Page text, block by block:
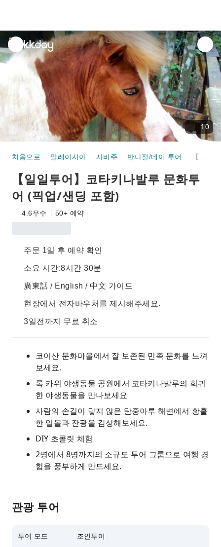
unread
notifications
10
처음으로 말레이시아 사바주 반나절/데이 투어
【일일투어】코타키나발루 문화투
어 (픽업/샌딩 포함)
4.6우수 50+ 예약
주문 1일 후 예약 확인
소요 시간:8시간 30분
廣東話 / English / 中文 가이드
현장에서 전자바우처를 제시해주세요.
3일전까지 무료 취소
코이산 문화마을에서 잘 보존된 민족 문화를 느껴
보세요.
록 카위 야생동물 공원에서 코타키나발루의 희귀
한 야생동물을 만나보세요
사람의 손길이 닿지 않은 탄중아루 해변에서 황홀
한 일몰과 잔광을 감상해보세요.
DIY 초콜릿 체험
2명에서 8명까지의 소규모 투어 그룹으로 여행 경
험을 풍부하게 만드세요.
관광 투어
투어 모드 조인투어